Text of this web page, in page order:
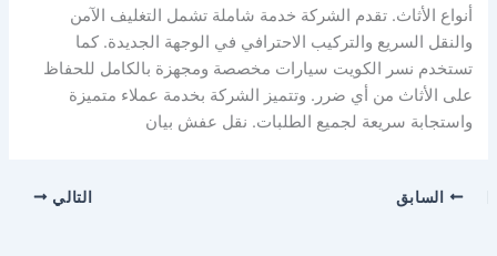
أنواع الأثاث. تقدم الشركة خدمة شاملة تشمل التغليف الآمن
والنقل السريع والتركيب الاحترافي في الوجهة الجديدة. كما
تستخدم نسر الكويت سيارات مخصصة ومجهزة بالكامل للحفاظ
على الأثاث من أي ضرر. وتتميز الشركة بخدمة عملاء متميزة
واستجابة سريعة لجميع الطلبات. نقل عفش بيان
السابق التالي